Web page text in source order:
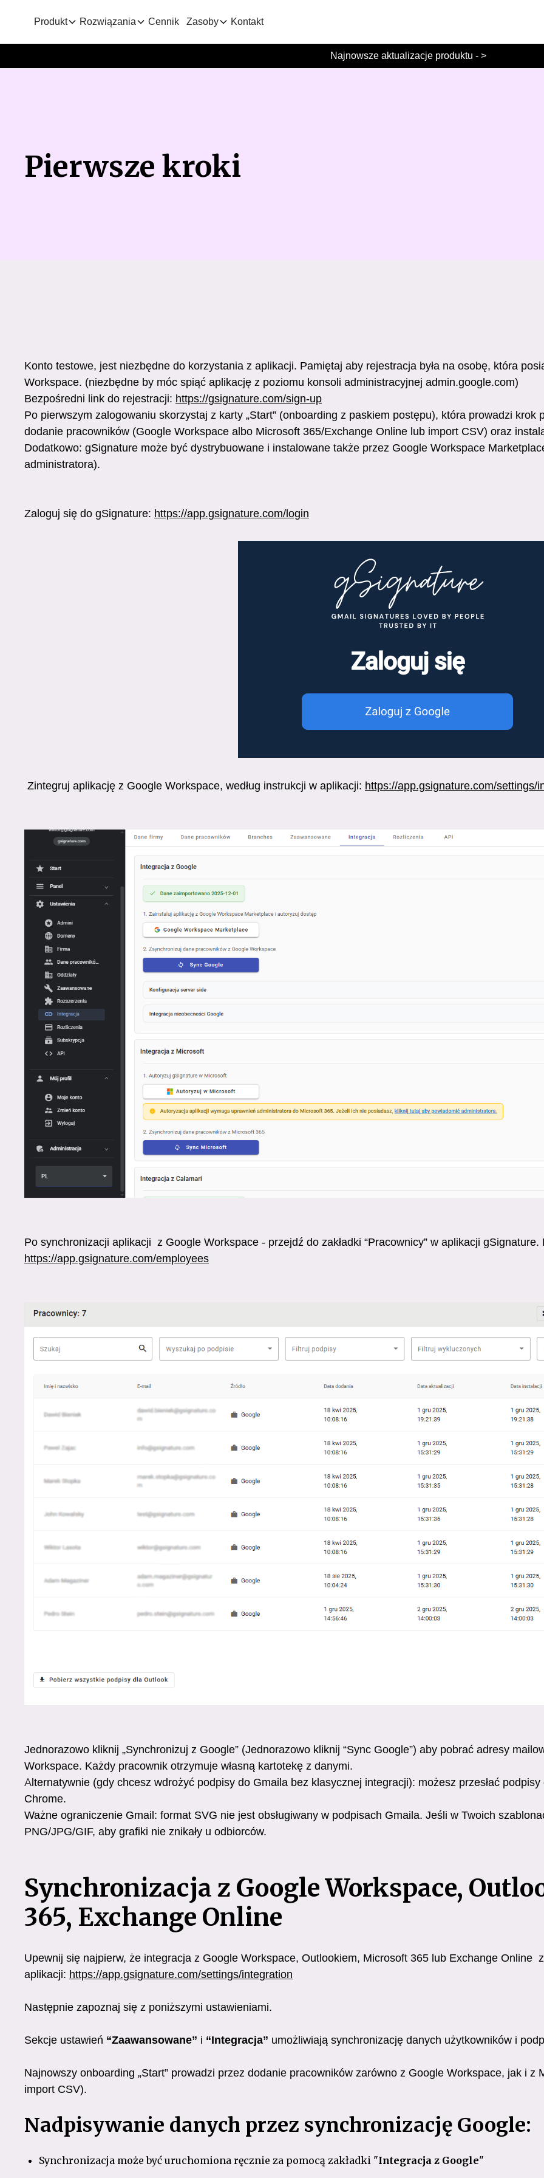
Produkt Rozwiązania Cennik Zasoby Kontakt
Najnowsze aktualizacje produktu - >
Pierwsze kroki
Konto testowe, jest niezbędne do korzystania z aplikacji. Pamiętaj aby rejestracja była na osobę, która
Workspace. (niezbędne by móc spiąć aplikację z poziomu konsoli administracyjnej admin.google.com)
Bezpośredni link do rejestracji: https://gsignature.com/sign-up
Po pierwszym zalogowaniu skorzystaj z karty „Start” (onboarding z paskiem postępu), która prowadzi
dodanie pracowników (Google Workspace albo Microsoft 365/Exchange Online lub import CSV) oraz
Dodatkowo: gSignature może być dystrybuowane i instalowane także przez Google Workspace
administratora).
Zaloguj się do gSignature: https://app.gsignature.com/login
Zintegruj aplikację z Google Workspace, według instrukcji w aplikacji: https://app.gsignature.com/settings/
Po synchronizacji aplikacji z Google Workspace - przejdź do zakładki “Pracownicy” w aplikacji
https://app.gsignature.com/employees
Jednorazowo kliknij „Synchronizuj z Google” (Jednorazowo kliknij “Sync Google”) aby pobrać adresy
Workspace. Każdy pracownik otrzymuje własną kartotekę z danymi.
Alternatywnie (gdy chcesz wdrożyć podpisy do Gmaila bez klasycznej integracji): możesz przesłać
Chrome.
Ważne ograniczenie Gmail: format SVG nie jest obsługiwany w podpisach Gmaila. Jeśli w Twoich
PNG/JPG/GIF, aby grafiki nie znikały u odbiorców.
Synchronizacja z Google Workspace,
365, Exchange Online
Upewnij się najpierw, że integracja z Google Workspace, Outlookiem, Microsoft 365 lub Exchange Online
aplikacji: https://app.gsignature.com/settings/integration
Następnie zapoznaj się z poniższymi ustawieniami.
Sekcje ustawień “Zaawansowane” i “Integracja” umożliwiają synchronizację danych użytkowników i
Najnowszy onboarding „Start” prowadzi przez dodanie pracowników zarówno z Google Workspace, jak i
import CSV).
Nadpisywanie danych przez synchronizację Google:
Synchronizacja może być uruchomiona ręcznie za pomocą zakładki "Integracja z Google"